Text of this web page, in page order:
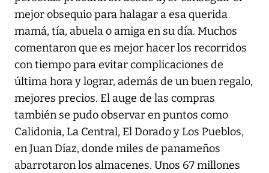
mejor obsequio para halagar a esa querida
mamá, tía, abuela o amiga en su día. Muchos
comentaron que es mejor hacer los recorridos
con tiempo para evitar complicaciones de
última hora y lograr, además de un buen regalo,
mejores precios. El auge de las compras
también se pudo observar en puntos como
Calidonia, La Central, El Dorado y Los Pueblos,
en Juan Díaz, donde miles de panameños
abarrotaron los almacenes. Unos 67 millones